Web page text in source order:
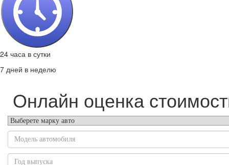
24 часа в сутки
7 дней в неделю
Онлайн оценка